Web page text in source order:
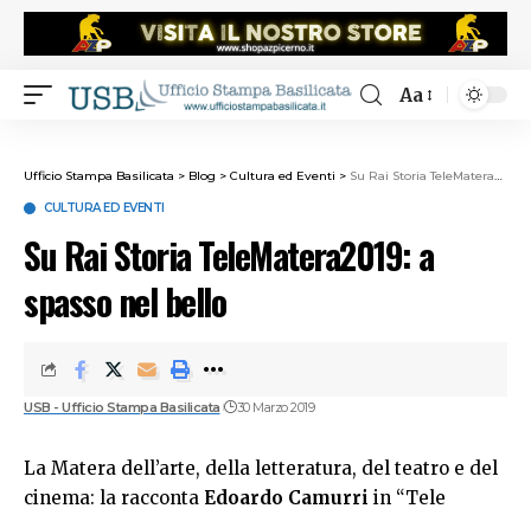
Aa
Ufficio Stampa Basilicata > Blog > Cultura ed Eventi > Su Rai Storia TeleMatera2019: a spasso nel bello
CULTURA ED EVENTI
Su Rai Storia TeleMatera2019: a
spasso nel bello
USB - Ufficio Stampa Basilicata 30 Marzo 2019
La Matera dell’arte, della letteratura, del teatro e del
cinema: la racconta Edoardo Camurri in “Tele